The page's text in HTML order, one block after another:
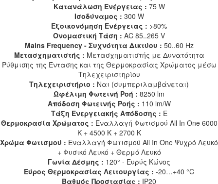
Κατανάλωση Ενέργειας : 75 W
Ισοδύναμος : 300 W
Εξοικονόμηση Ενέργειας : >80%
Ονομαστική Τάση : AC 85..265 V
Mains Frequency - Συχνότητα Δικτύου : 50..60 Hz
Μετασχηματιστής : Μετασχηματιστής με Δυνατότητα
Ρύθμισης της Έντασης και της Θερμοκρασίας Χρώματος μέσω
Τηλεχειριστηρίου
Τηλεχειριστήριο : Ναι (συμπεριλαμβάνεται)
Ωφέλιμη Φωτεινή Ροή : 8250 lm
Απόδοση Φωτεινής Ροής : 110 lm/W
Τάξη Ενεργειακής Απόδοσης : E
Θερμοκρασία Χρώματος : Εναλλαγή Φωτισμού All In One 6000
K + 4500 K + 2700 K
Χρώμα Φωτισμού : Εναλλαγή Φωτισμού All In One Ψυχρό Λευκό
+ Φυσικό Λευκό + Θερμό Λευκό
Γωνία Δέσμης : 120° - Ευρύς Κώνος
Εύρος Θερμοκρασίας Λειτουργίας : -20…+40 °C
Βαθμός Προστασίας : IP20